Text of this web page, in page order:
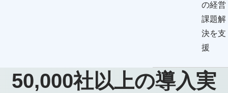
の経営
課題解
決を支
援
50,000社以上の導入実